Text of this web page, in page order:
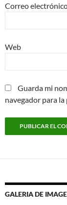
Correo
Web
Guarda mi
navegador para la
GALERIA DE